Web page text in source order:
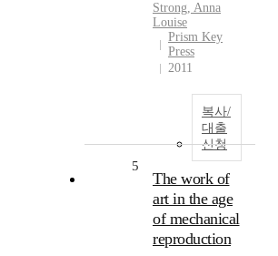
Strong, Anna
Louise
Prism Key
Press
2011
복사/
대출
신청
5
The work of
art in the age
of mechanical
reproduction